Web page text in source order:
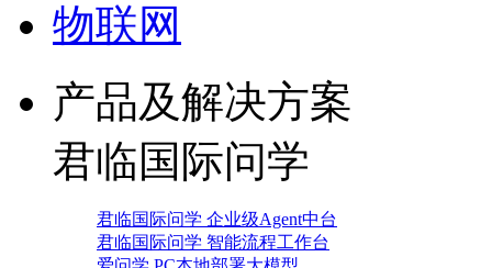
物联网
产品及解决方案
君临国际问学
君临国际问学 企业级Agent中台
君临国际问学 智能流程工作台